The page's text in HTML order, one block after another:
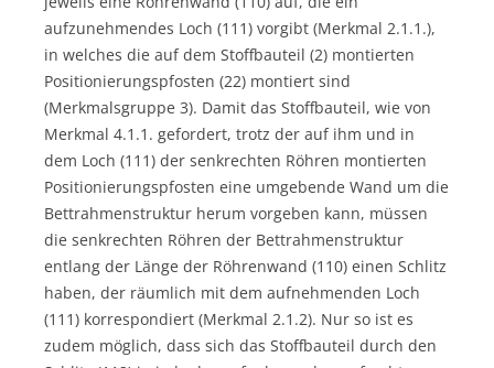
aufzunehmendes Loch (111) vorgibt (Merkmal 2.1.1.),
in welches die auf dem Stoffbauteil (2) montierten
Positionierungspfosten (22) montiert sind
(Merkmalsgruppe 3). Damit das Stoffbauteil, wie von
Merkmal 4.1.1. gefordert, trotz der auf ihm und in
dem Loch (111) der senkrechten Röhren montierten
Positionierungspfosten eine umgebende Wand um die
Bettrahmenstruktur herum vorgeben kann, müssen
die senkrechten Röhren der Bettrahmenstruktur
entlang der Länge der Röhrenwand (110) einen Schlitz
haben, der räumlich mit dem aufnehmenden Loch
(111) korrespondiert (Merkmal 2.1.2). Nur so ist es
zudem möglich, dass sich das Stoffbauteil durch den